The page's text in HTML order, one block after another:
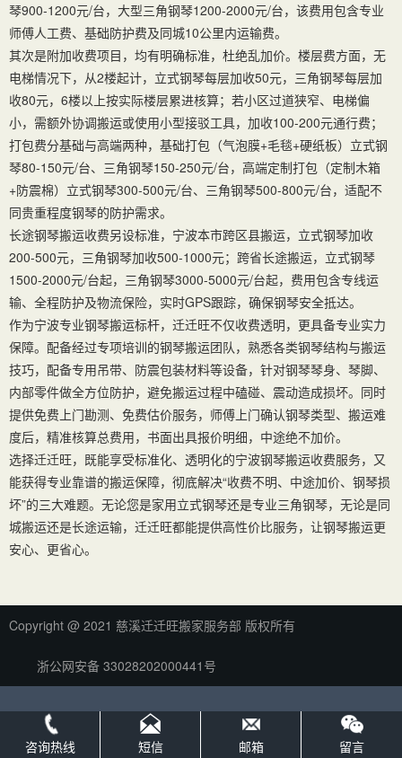
琴900-1200元/台，大型三角钢琴1200-2000元/台，该费用包含专业
师傅人工费、基础防护费及同城10公里内运输费。
其次是附加收费项目，均有明确标准，杜绝乱加价。楼层费方面，无
电梯情况下，从2楼起计，立式钢琴每层加收50元，三角钢琴每层加
收80元，6楼以上按实际楼层累进核算；若小区过道狭窄、电梯偏
小，需额外协调搬运或使用小型接驳工具，加收100-200元通行费；
打包费分基础与高端两种，基础打包（气泡膜+毛毯+硬纸板）立式钢
琴80-150元/台、三角钢琴150-250元/台，高端定制打包（定制木箱
+防震棉）立式钢琴300-500元/台、三角钢琴500-800元/台，适配不
同贵重程度钢琴的防护需求。
长途钢琴搬运收费另设标准，宁波本市跨区县搬运，立式钢琴加收
200-500元，三角钢琴加收500-1000元；跨省长途搬运，立式钢琴
1500-2000元/台起，三角钢琴3000-5000元/台起，费用包含专线运
输、全程防护及物流保险，实时GPS跟踪，确保钢琴安全抵达。
作为宁波专业钢琴搬运标杆，迁迁旺不仅收费透明，更具备专业实力
保障。配备经过专项培训的钢琴搬运团队，熟悉各类钢琴结构与搬运
技巧，配备专用吊带、防震包装材料等设备，针对钢琴琴身、琴脚、
内部零件做全方位防护，避免搬运过程中磕碰、震动造成损坏。同时
提供免费上门勘测、免费估价服务，师傅上门确认钢琴类型、搬运难
度后，精准核算总费用，书面出具报价明细，中途绝不加价。
选择迁迁旺，既能享受标准化、透明化的宁波钢琴搬运收费服务，又
能获得专业靠谱的搬运保障，彻底解决“收费不明、中途加价、钢琴损
坏”的三大难题。无论您是家用立式钢琴还是专业三角钢琴，无论是同
城搬运还是长途运输，迁迁旺都能提供高性价比服务，让钢琴搬运更
安心、更省心。
咨询热线 短信 邮箱 留言
Copyright @ 2021 慈溪迁迁旺搬家服务部 版权所有
浙公网安备 33028202000441号